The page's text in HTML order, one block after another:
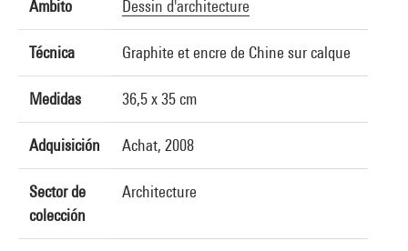
Ámbito Dessin d'architecture
Técnica Graphite et encre de Chine sur calque
Medidas 36,5 x 35 cm
Adquisición Achat, 2008
Sector de
colección
Architecture